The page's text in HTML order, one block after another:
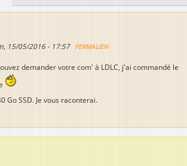
15/05/2016 - 17:57 PERMALIEN
demander votre com' à LDLC, j'ai commandé le
Go SSD. Je vous raconterai.